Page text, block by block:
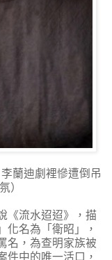
蘭迪劇裡慘遭倒吊
）
《流水迢迢》，描
化名為「衛昭」，
名，為查明家族被
件中的唯一活口，